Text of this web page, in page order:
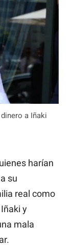
a Iñaki
harían
su
real como
y
mala